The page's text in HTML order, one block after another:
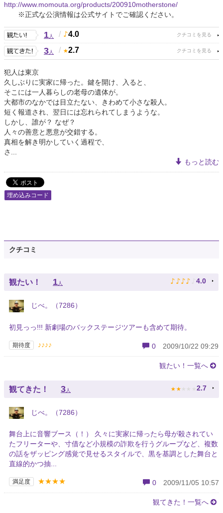
http://www.momouta.org/products/200910motherstone/
※正式な公演情報は公式サイトでご確認ください。
1人 / 4.0
3人 / 2.7
犯人は東京
久しぶりに実家に帰った。鍵を開け、入ると、
そこには一人暮らしの老母の遺体が。
大都市のなかでは目立たない、きわめて小さな殺人。
短く報道され、翌日には忘れられてしまうような。
しかし、誰が？ なぜ？
人々の善意と悪意が交錯する。
真相を解き明かしていく過程で、
さ...
もっと読む
埋め込みコード
クチコミ
観たい！ 1人 ♪ ♪ ♪ ♪ ♪ 4.0
じべ。（7286）
初見っっ!!! 新劇場のバックステージツアーも含めて期待。
期待度 ♪♪♪♪ 0 2009/10/22 09:29
観たい！一覧へ
観てきた！ 3 人 ★ ★ ★ ★ ★ 2.7
じべ。（7286）
舞台上に音響ブース（！） 久々に実家に帰ったら母が殺されてい
たフリーターや、寸借など小規模の詐欺を行うグループなど、複数
の話をザッピング感覚で見せるスタイルで、黒を基調とした舞台と
直線的かつ抽...
満足度 ★★★★ 0 2009/11/05 10:57
観てきた！一覧へ